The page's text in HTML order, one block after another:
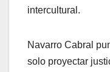
intercultural.
Navarro Cabral
solo proyectar